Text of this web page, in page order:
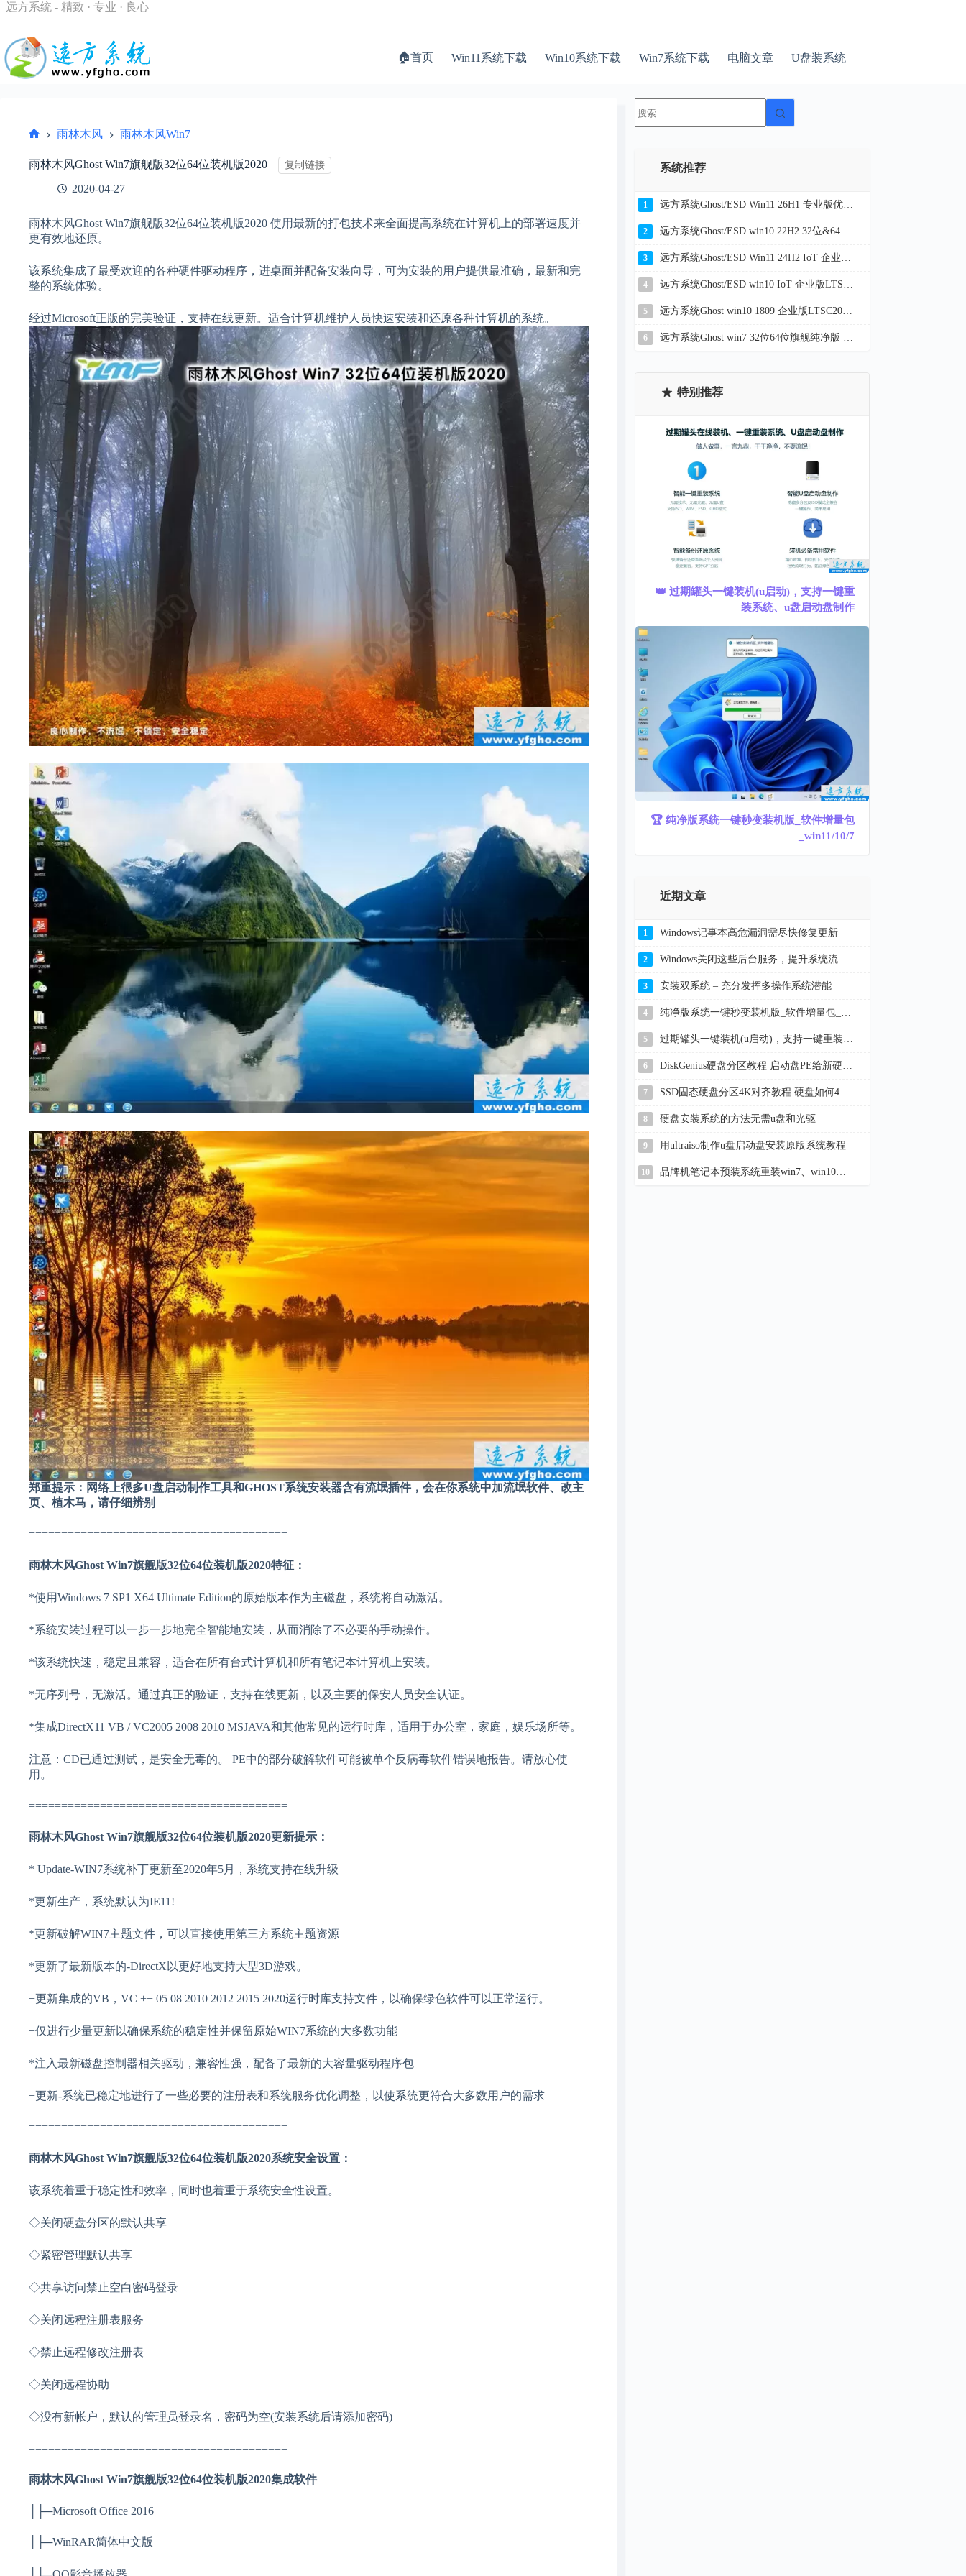
跳
容
远方系统 - 精致 · 专业 · 良心
🏠首页 Win11系统下载 Win10系统下载 Win7系统下载 电脑文章 U盘装系统
页
雨林木风 雨林木风Win7
雨林木风Ghost Win7旗舰版32位64位装机版2020 复制链接
2020-04-27
雨林木风Ghost Win7旗舰版32位64位装机版2020 使用最新的打包技术来全面提高系统在计算机上的部署速度并
更有效地还原。
该系统集成了最受欢迎的各种硬件驱动程序，进桌面并配备安装向导，可为安装的用户提供最准确，最新和完
整的系统体验。
经过Microsoft正版的完美验证，支持在线更新。适合计算机维护人员快速安装和还原各种计算机的系统。
郑重提示：网络上很多U盘启动制作工具和GHOST系统安装器含有流氓插件，会在你系统中加流氓软件、改主
页、植木马，请仔细辨别
========================================
雨林木风Ghost Win7旗舰版32位64位装机版2020特征：
*使用Windows 7 SP1 X64 Ultimate Edition的原始版本作为主磁盘，系统将自动激活。
*系统安装过程可以一步一步地完全智能地安装，从而消除了不必要的手动操作。
*该系统快速，稳定且兼容，适合在所有台式计算机和所有笔记本计算机上安装。
*无序列号，无激活。通过真正的验证，支持在线更新，以及主要的保安人员安全认证。
*集成DirectX11 VB / VC2005 2008 2010 MSJAVA和其他常见的运行时库，适用于办公室，家庭，娱乐场所等。
注意：CD已通过测试，是安全无毒的。 PE中的部分破解软件可能被单个反病毒软件错误地报告。请放心使
用。
========================================
雨林木风Ghost Win7旗舰版32位64位装机版2020更新提示：
* Update-WIN7系统补丁更新至2020年5月，系统支持在线升级
*更新生产，系统默认为IE11!
*更新破解WIN7主题文件，可以直接使用第三方系统主题资源
*更新了最新版本的-DirectX以更好地支持大型3D游戏。
+更新集成的VB，VC ++ 05 08 2010 2012 2015 2020运行时库支持文件，以确保绿色软件可以正常运行。
+仅进行少量更新以确保系统的稳定性并保留原始WIN7系统的大多数功能
*注入最新磁盘控制器相关驱动，兼容性强，配备了最新的大容量驱动程序包
+更新-系统已稳定地进行了一些必要的注册表和系统服务优化调整，以使系统更符合大多数用户的需求
========================================
雨林木风Ghost Win7旗舰版32位64位装机版2020系统安全设置：
该系统着重于稳定性和效率，同时也着重于系统安全性设置。
◇关闭硬盘分区的默认共享
◇紧密管理默认共享
◇共享访问禁止空白密码登录
◇关闭远程注册表服务
◇禁止远程修改注册表
◇关闭远程协助
◇没有新帐户，默认的管理员登录名，密码为空(安装系统后请添加密码)
========================================
雨林木风Ghost Win7旗舰版32位64位装机版2020集成软件
│├─Microsoft Office 2016
│├─WinRAR简体中文版
结
系统推荐
1 远方系统Ghost/ESD Win11 26H1 专业版优化纯净版 YR_C7
2 远方系统Ghost/ESD win10 22H2 32位&64位企业版纯净版YR_C20
3 远方系统Ghost/ESD Win11 24H2 IoT 企业版LTSC 纯净版YR_L116
4 远方系统Ghost/ESD win10 IoT 企业版LTSC 21H2 32位&64位纯净版YR_L9
5 远方系统Ghost win10 1809 企业版LTSC2019 32位&64位纯净版2026
6 远方系统Ghost win7 32位64位旗舰纯净版 YR_C22.7
特别推荐
👑 过期罐头一键装机(u启动)，支持一键重
装系统、u盘启动盘制作
🏆 纯净版系统一键秒变装机版_软件增量包
_win11/10/7
近期文章
1 Windows记事本高危漏洞需尽快修复更新
2
3 安装双系统 – 充分发挥多操作系统潜能
4
5
6
7
8 硬盘安装系统的方法无需u盘和光驱
9 用ultraiso制作u盘启动盘安装原版系统教程
10